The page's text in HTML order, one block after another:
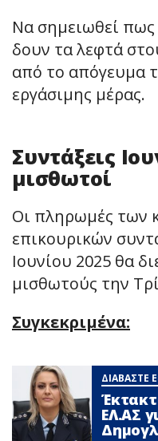
Να σημειωθεί πως
δουν τα λεφτά
από το απόγευμα
εργάσιμης μέρας.
Συντάξεις
μισθωτοί
Οι πληρωμές των
επικουρικών
Ιουνίου 2025 θα
μισθωτούς την
Συγκεκριμένα:
ΔΙΑΒΑΣΤΕ
ΕΛ.ΑΣ